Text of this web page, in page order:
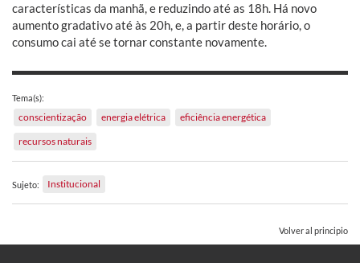
características da manhã, e reduzindo até as 18h. Há novo
aumento gradativo até às 20h, e, a partir deste horário, o
consumo cai até se tornar constante novamente.
Tema(s):
conscientização energia elétrica
eficiência energética
recursos naturais
Sujeto: Institucional
Volver al principio